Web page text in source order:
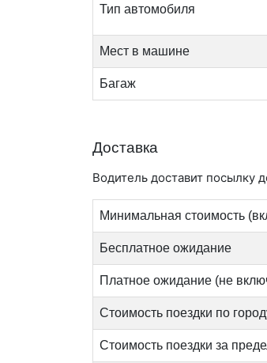
Тип автомобиля
Мест в машине
Багаж
Доставка
Водитель доставит посылку
Минимальная стоимость
Бесплатное ожидание
Платное ожидание (не
Стоимость поездки по
Стоимость поездки за